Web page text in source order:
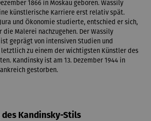
1866 in Moskau geboren. Wassily
künstlerische Karriere erst relativ spät.
und Ökonomie studierte, entschied er sich,
Malerei nachzugehen. Der Wassily
geprägt von intensiven Studien und
zu einem der wichtigsten Künstler des
Kandinsky ist am 13. Dezember 1944 in
gestorben.
Kandinsky-Stils